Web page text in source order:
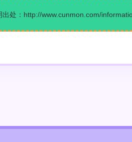
出处：http://www.cunmon.com/